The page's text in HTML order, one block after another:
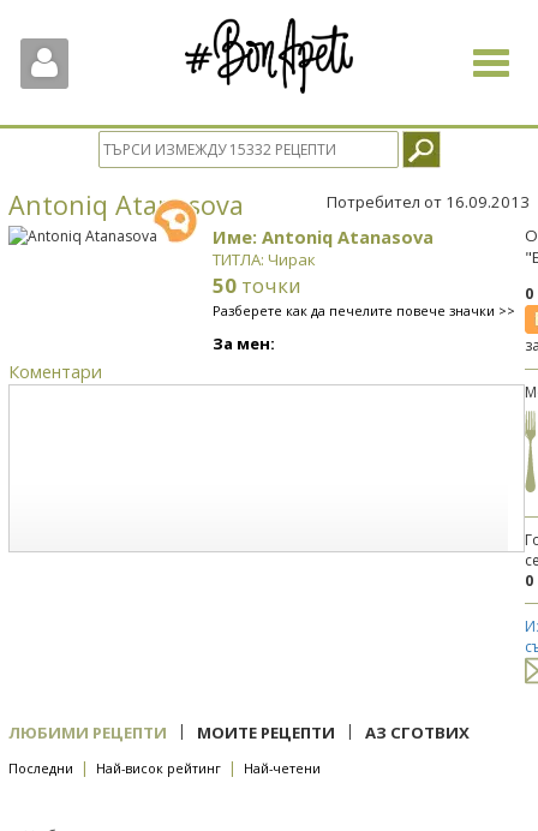
Toggle
Antoniq Atanasova Потребител от 16.09.2013
Име: Antoniq Atanasova
ТИТЛА: Чирак
50 точки
Разберете как да печелите повече значки >>
За мен:
Коментари
0
ЛЮБИМИ РЕЦЕПТИ | МОИТЕ РЕЦЕПТИ | АЗ СГОТВИХ
Последни | Най-висок рейтинг | Най-четени